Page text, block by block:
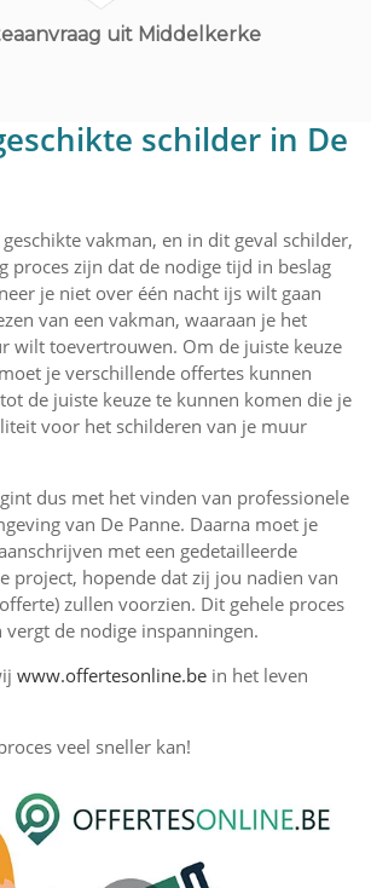
uit Middelkerke
schilder in De
vakman, en in dit geval schilder,
proces zijn dat de nodige tijd in beslag
je niet over één nacht ijs wilt gaan
van een vakman, waaraan je het
wilt toevertrouwen. Om de juiste keuze
je verschillende offertes kunnen
de juiste keuze te kunnen komen die je
voor het schilderen van je muur
dus met het vinden van professionele
van De Panne. Daarna moet je
met een gedetailleerde
project, hopende dat zij jou nadien van
zullen voorzien. Dit gehele proces
vergt de nodige inspanningen.
www.offertesonline.be in het leven
veel sneller kan!